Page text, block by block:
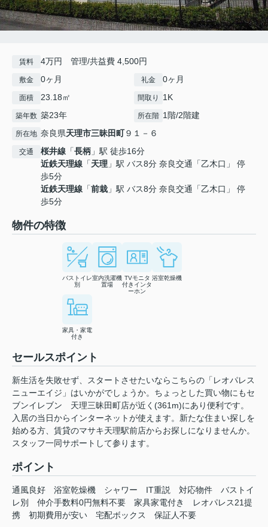
賃料 4万円 管理/共益費 4,500円
敷金 0ヶ月 礼金 0ヶ月
面積 23.18㎡ 間取り 1K
築年数 築23年 所在階 1階/2階建
所在地 奈良県天理市三昧田町９１－６
交通 桜井線 「長柄 」駅 徒歩16分
近鉄天理線 「天理 」駅 バス8分 奈良交通「乙木口」 停
歩5分
近鉄天理線 「前栽 」駅 バス8分 奈良交通「乙木口」 停
歩5分
物件の特徴
バストイレ
別
室内洗濯機
置場
TVモニタ
付きインタ
ーホン
浴室乾燥機
家具・家電
付き
セールスポイント
新生活を失敗せず、スタートさせたいならこちらの「レオパレス
ニューエイジ」はいかがでしょうか。ちょっとした買い物にもセ
ブンイレブン 天理三昧田町店が近く(361m)にあり便利です。
入居の当日からインターネットが使えます。新たな住まい探しを
始める方、賃貸のマサキ天理駅前店からお探しになりませんか。
スタッフ一同サポートして参ります。
ポイント
通風良好 浴室乾燥機 シャワー IT重説 対応物件
バストイ
レ別
仲介手数料0円無料不要 家具家電付き
レオパレス21提
携
初期費用が安い 宅配ボックス 保証人不要